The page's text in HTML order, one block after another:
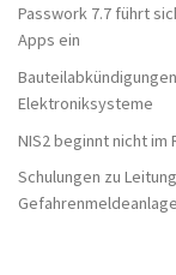
Passwork 7.7 führt
Apps ein
Elektroniksysteme
NIS2 beginnt nicht
Schulungen zu